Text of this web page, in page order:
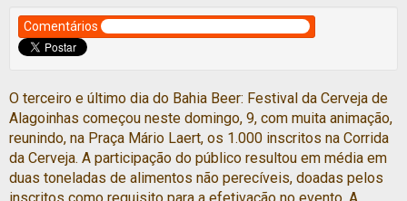
Comentários
O terceiro e último dia do Bahia Beer: Festival da Cerveja de
Alagoinhas começou neste domingo, 9, com muita animação,
reunindo, na Praça Mário Laert, os 1.000 inscritos na Corrida
da Cerveja. A participação do público resultou em média em
duas toneladas de alimentos não perecíveis, doadas pelos